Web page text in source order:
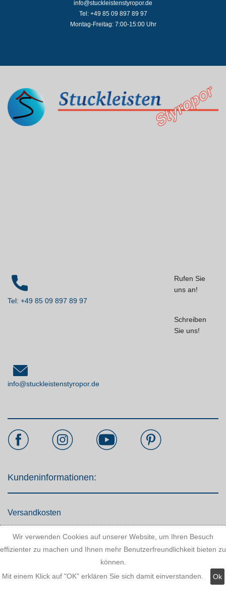
info@stuckleistenstyropor.de
Tel: +49 85 09 897 89 97
Montag-Freitag: 7:00-15:00 Uhr
Rufen Sie
uns an!
Tel: +49 85 09 897 89 97
Schreiben
Sie uns!
info@stuckleistenstyropor.de
Kundeninformationen:
Versandkosten
AGB
Wir verwenden Cookies auf unserer Website, um Ihren Besuch
effizienter zu machen und Ihnen mehr Benutzerfreundlichkeit bieten zu
können.
Mit einem Klick auf "OK" erklären Sie sich damit einverstanden.
Ok